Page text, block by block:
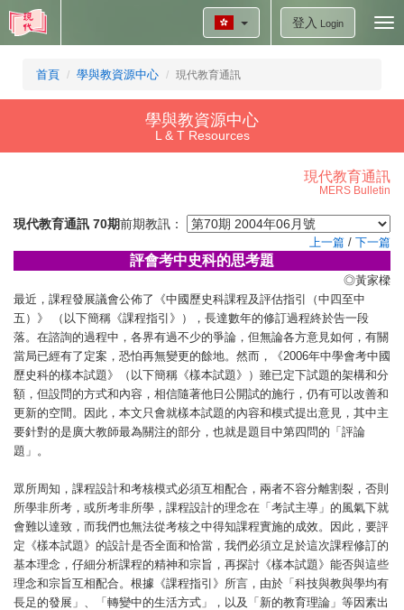
登入 Login
首頁 學與教資源中心 現代教育通訊
學與教資源中心
L & T Resources
現代教育通訊
MERS Bulletin
現代教育通訊 70期前期教訊：
上一篇 / 下一篇
評會考中史科的思考題
◎黃家樑
最近，課程發展議會公佈了《中國歷史科課程及評估指引（中四至中
五）》 （以下簡稱《課程指引》），長達數年的修訂過程終於告一段
落。在諮詢的過程中，各界有過不少的爭論，但無論各方意見如何，有關
當局已經有了定案，恐怕再無變更的餘地。然而，《2006年中學會考中國
歷史科的樣本試題》（以下簡稱《樣本試題》）雖已定下試題的架構和分
額，但設問的方式和內容，相信隨著他日公開試的施行，仍有可以改善和
更新的空間。因此，本文只會就樣本試題的內容和模式提出意見，其中主
要針對的是廣大教師最為關注的部分，也就是題目中第四問的「評論
題」。
眾所周知，課程設計和考核模式必須互相配合，兩者不容分離割裂，否則
所學非所考，或所考非所學，課程設計的理念在「考試主導」的風氣下就
會難以達致，而我們也無法從考核之中得知課程實施的成效。因此，要評
定《樣本試題》的設計是否全面和恰當，我們必須立足於這次課程修訂的
基本理念，仔細分析課程的精神和宗旨，再探討《樣本試題》能否與這些
理念和宗旨互相配合。根據《課程指引》所言，由於「科技與教與學均有
長足的發展」、「轉變中的生活方式」，以及「新的教育理論」等因素出